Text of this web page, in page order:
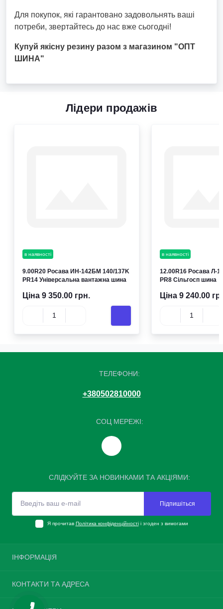
Для покупок, які гарантовано задовольнять ваші
потреби, звертайтесь до нас вже сьогодні!
Купуй якісну резину разом з магазином "ОПТ
ШИНА"
Лідери продажів
в наявності
9.00R20 Росава ИН-142БМ 140/137K
PR14 Універсальна вантажна шина
Ціна 9 350.00 грн.
в наявності
12.00R16 Росава Л-
PR8 Сільгосп шина
Ціна 9 240.00
ТЕЛЕФОНИ:
+380502810000
СОЦ МЕРЕЖІ:
СЛІДКУЙТЕ ЗА НОВИНКАМИ ТА АКЦІЯМИ:
Підпишіться
Я прочитав Політика конфіденційностіі згоден з вимогами
ІНФОРМАЦІЯ
Про нас
Доставка та оплата
КОНТАКТИ ТА АДРЕСА
Україна, м. Київ, вулиця Велика Окружна, 4